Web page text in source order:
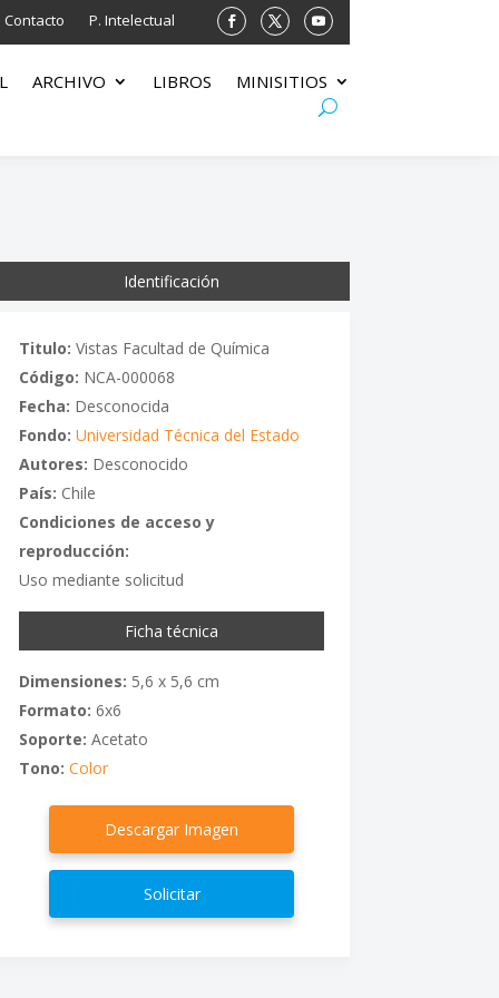
Contacto P. Intelectual
ARCHIVO LIBROS MINISITIOS
Identificación
Titulo: Vistas Facultad de Química
Código: NCA-000068
Fecha: Desconocida
Fondo: Universidad Técnica del Estado
Autores: Desconocido
País: Chile
Condiciones de acceso y
reproducción:
Uso mediante solicitud
Ficha técnica
Dimensiones: 5,6 x 5,6 cm
Formato: 6x6
Soporte: Acetato
Tono: Color
Descargar Imagen
Solicitar